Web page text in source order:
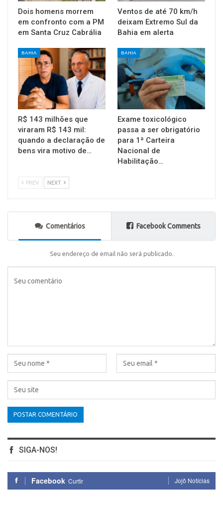
Dois homens morrem
em confronto com a PM
em Santa Cruz Cabrália
Ventos de até 70 km/h
deixam Extremo Sul da
Bahia em alerta
BAHIA
R$ 143 milhões que
viraram R$ 143 mil:
quando a declaração de
bens vira motivo de…
BAHIA
Exame toxicológico
passa a ser obrigatório
para 1ª Carteira
Nacional de
Habilitação…
PREV NEXT
Comentários Facebook Comments
Seu endereço de email não será publicado.
SIGA-NOS!
Facebook Curtir Jojô Notícias